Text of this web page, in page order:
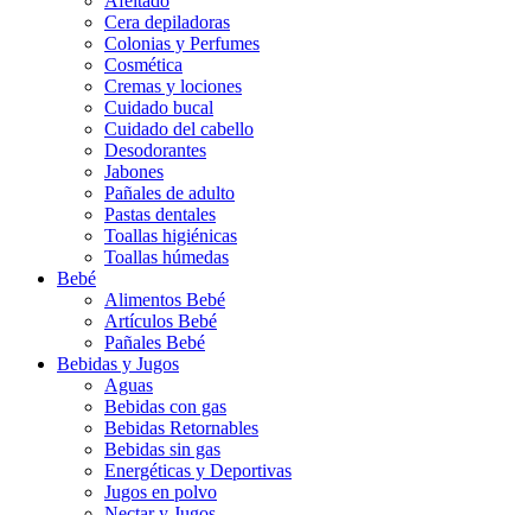
Cera depiladoras
Colonias y Perfumes
Cosmética
Cremas y lociones
Cuidado bucal
Cuidado del cabello
Desodorantes
Jabones
Pañales de adulto
Pastas dentales
Toallas higiénicas
Toallas húmedas
Bebé
Alimentos Bebé
Artículos Bebé
Pañales Bebé
Bebidas y Jugos
Aguas
Bebidas con gas
Bebidas Retornables
Bebidas sin gas
Energéticas y Deportivas
Jugos en polvo